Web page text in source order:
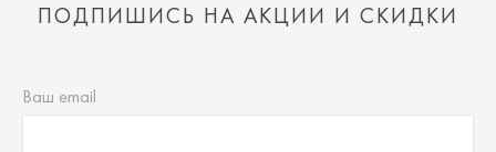
ПОДПИШИСЬ НА АКЦИИ И СКИДКИ
Ваш email